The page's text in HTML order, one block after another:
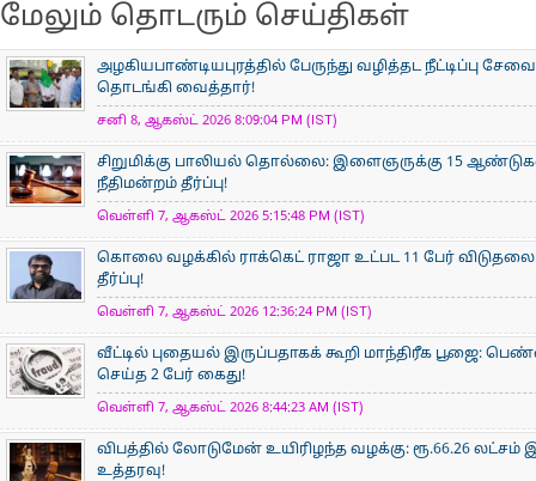
மேலும் தொடரும் செய்திகள்
அழகியபாண்டியபுரத்தில் பேருந்து வழித்தட நீட்டிப்பு
தொடங்கி வைத்தார்!
சனி 8, ஆகஸ்ட் 2026 8:09:04 PM (IST)
சிறுமிக்கு பாலியல் தொல்லை: இளைஞருக்கு 15
நீதிமன்றம் தீர்ப்பு!
வெள்ளி 7, ஆகஸ்ட் 2026 5:15:48 PM (IST)
கொலை வழக்கில் ராக்கெட் ராஜா உட்பட 11 பேர்
தீர்ப்பு!
வெள்ளி 7, ஆகஸ்ட் 2026 12:36:24 PM (IST)
வீட்டில் புதையல் இருப்பதாகக் கூறி மாந்திரீக பூஜை:
செய்த 2 பேர் கைது!
வெள்ளி 7, ஆகஸ்ட் 2026 8:44:23 AM (IST)
விபத்தில் லோடுமேன் உயிரிழந்த வழக்கு: ரூ.66.26
உத்தரவு!